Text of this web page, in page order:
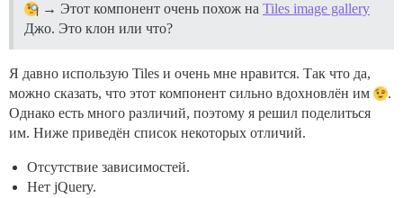
→ Этот компонент очень похож на Tiles image gallery
Джо. Это клон или что?
Я давно использую Tiles и очень мне нравится. Так что да,
можно сказать, что этот компонент сильно вдохновлён им
.
Однако есть много различий, поэтому я решил поделиться
им. Ниже приведён список некоторых отличий.
Отсутствие зависимостей.
Нет jQuery.